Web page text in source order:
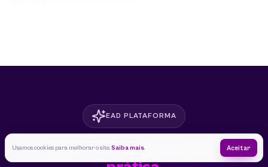
EAD PLATAFORMA
Coloque esse conhecimentoem
Usamos cookies para melhorar o site.Saiba mais. Aceitar